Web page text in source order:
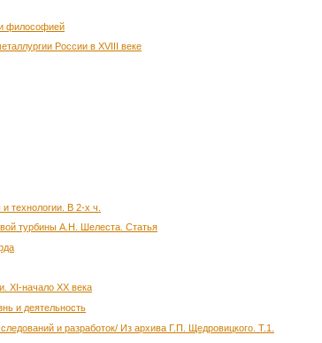
философией
России в XVIII веке
технологии. В 2-х ч.
турбины А.Н. Шелеста. Статья
XI-начало XX века
и деятельность
и разработок/ Из архива Г.П. Щедровицкого. Т.1.